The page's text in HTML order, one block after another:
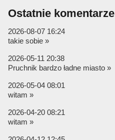
Ostatnie komentarze
2026-08-07 16:24
takie sobie »
2026-05-11 20:38
Pruchnik bardzo ładne miasto »
2026-05-04 08:01
witam »
2026-04-20 08:21
witam »